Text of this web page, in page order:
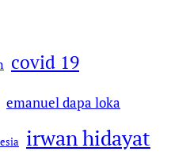
covid 19
emanuel dapa loka
irwan hidayat